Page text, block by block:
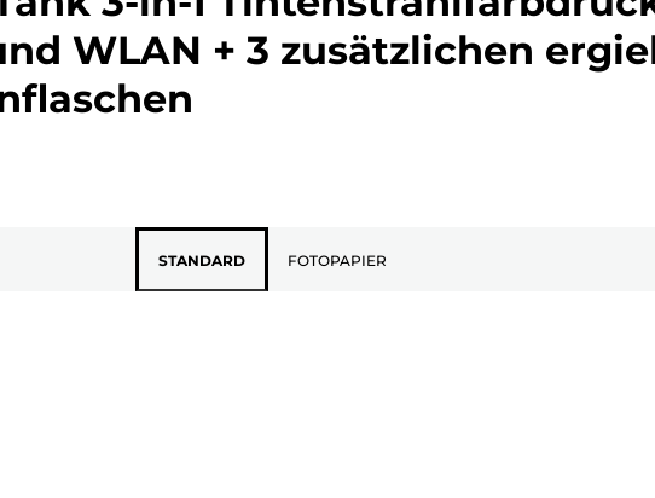
WLAN + 3 zusätzlichen
STANDARD FOTOPAPIER